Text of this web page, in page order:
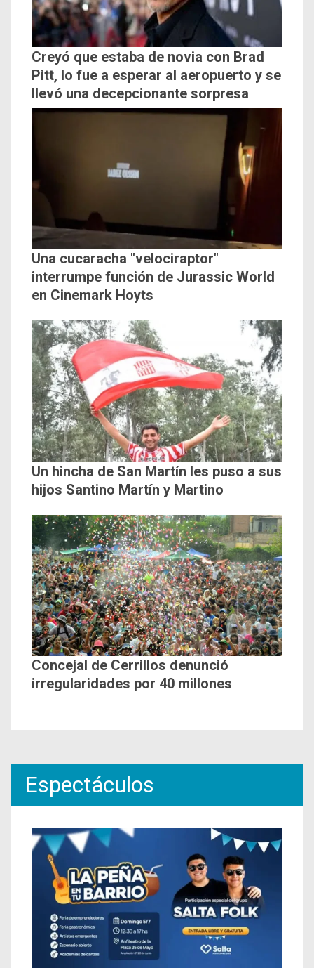
Creyó que estaba de novia con Brad
Pitt, lo fue a esperar al aeropuerto y se
llevó una decepcionante sorpresa
Una cucaracha "velociraptor"
interrumpe función de Jurassic World
en Cinemark Hoyts
Un hincha de San Martín les puso a sus
hijos Santino Martín y Martino
Concejal de Cerrillos denunció
irregularidades por 40 millones
Espectáculos